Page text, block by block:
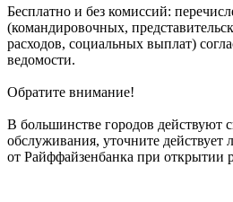
Бесплатно и без комиссий:
(командировочных,
расходов, социальных выплат)
ведомости.
Обратите внимание!
В большинстве городов действуют
обслуживания, уточните действует
от Райффайзенбанка при открытии